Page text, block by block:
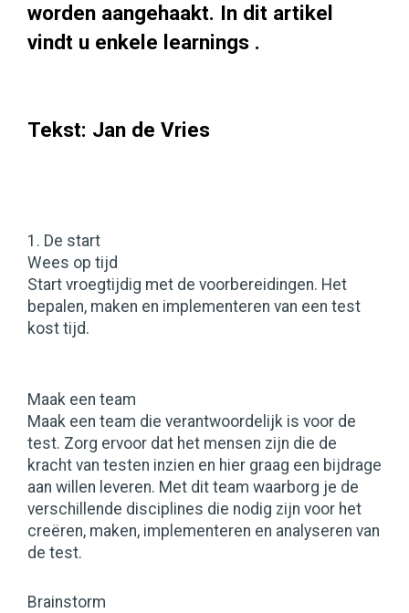
worden aangehaakt. In dit artikel
vindt u enkele learnings .
Tekst: Jan de Vries
1. De start
Wees op tijd
Start vroegtijdig met de voorbereidingen. Het
bepalen, maken en implementeren van een test
kost tijd.
Maak een team
Maak een team die verantwoordelijk is voor de
test. Zorg ervoor dat het mensen zijn die de
kracht van testen inzien en hier graag een bijdrage
aan willen leveren. Met dit team waarborg je de
verschillende disciplines die nodig zijn voor het
creëren, maken, implementeren en analyseren van
de test.
Brainstorm